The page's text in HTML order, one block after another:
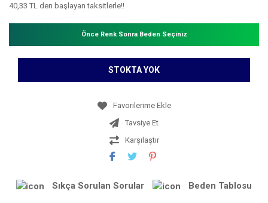
40,33 TL den başlayan taksitlerle!!
Önce Renk Sonra Beden Seçiniz
STOKTA YOK
Tavsiye Et
Karşılaştır
Sıkça Sorulan Sorular Beden Tablosu